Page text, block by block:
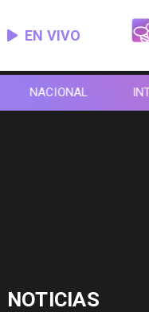
EN VIVO
NACIONAL
NOTICIAS